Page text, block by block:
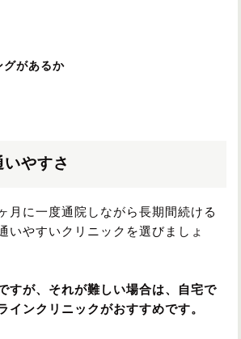
グがあるか
やすさ
月に一度通院しながら長期間続ける
いやすいクリニックを選びましょ
すが、それが難しい場合は、自宅で
インクリニックがおすすめです。